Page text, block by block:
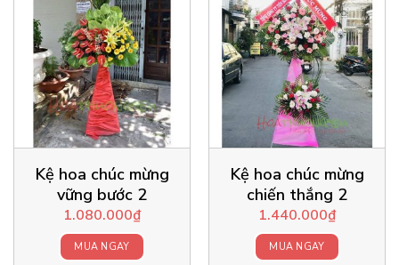
Kệ hoa chúc mừng
vững bước 2
1.080.000₫
MUA NGAY
Kệ hoa chúc mừng
chiến thắng 2
1.440.000₫
MUA NGAY